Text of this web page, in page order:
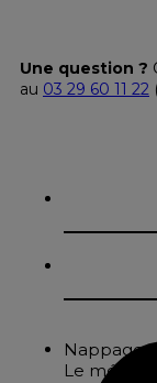
Une question ?
au 03 29 60 11 22
Nappage
Le